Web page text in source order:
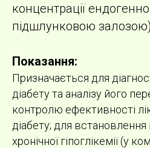
концентрації
підшлунковою залозою)
Показання:
Призначається для
діабету та аналізу його
контролю ефективності
діабету; для встановлення
хронічної гіпоглікемії (у